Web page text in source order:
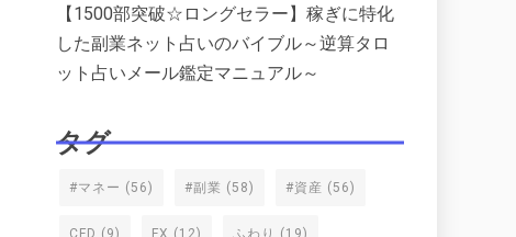
【1500部突破☆ロングセラー】稼ぎに特化
した副業ネット占いのバイブル～逆算タロ
ット占いメール鑑定マニュアル～
タグ
#マネー (56) #副業 (58) #資産 (56)
CFD (9) FX (12) ふわり (19)